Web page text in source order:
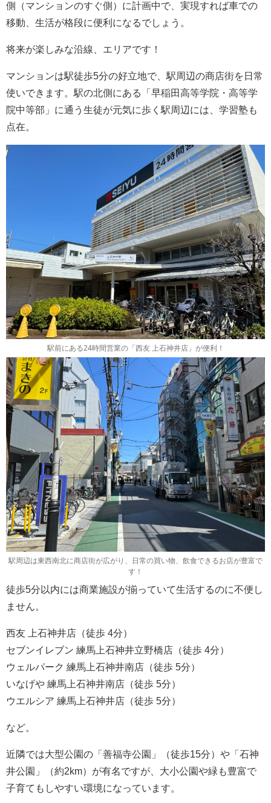
側（マンションのすぐ側）に計画中で、実現すれば車での
移動、生活が格段に便利になるでしょう。
将来が楽しみな沿線、エリアです！
マンションは駅徒歩5分の好立地で、駅周辺の商店街を日常
使いできます。駅の北側にある「早稲田高等学院・高等学
院中等部」に通う生徒が元気に歩く駅周辺には、学習塾も
点在。
駅前にある24時間営業の「西友 上石神井店」が便利！
駅周辺は東西南北に商店街が広がり、日常の買い物、飲食できるお店が豊富で
す！
徒歩5分以内には商業施設が揃っていて生活するのに不便し
ません。
西友 上石神井店（徒歩 4分）
セブンイレブン 練馬上石神井立野橋店（徒歩 4分）
ウェルパーク 練馬上石神井南店（徒歩 5分）
いなげや 練馬上石神井南店（徒歩 5分）
ウエルシア 練馬上石神井店（徒歩 5分）
など。
近隣では大型公園の「善福寺公園」（徒歩15分）や「石神
井公園」（約2km）が有名ですが、大小公園や緑も豊富で
子育てもしやすい環境になっています。